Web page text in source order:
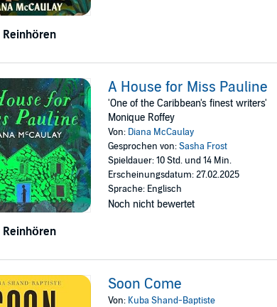
Reinhören
Reinhören
A House for Miss Pauline
'One of the Caribbean's finest writers'
Monique Roffey
Von: Diana McCaulay
Gesprochen von:Sasha Frost
Spieldauer: 10 Std. und 14 Min.
Erscheinungsdatum: 27.02.2025
Sprache: Englisch
Noch nicht bewertet
Soon Come
Von: Kuba Shand-Baptiste